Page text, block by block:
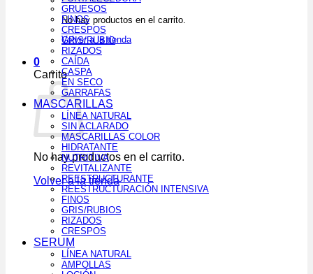
No hay productos en el carrito.
Volver a la tienda
0
Carrito
No hay productos en el carrito.
Volver a la tienda
GRUESOS
FINOS
CRESPOS
GRIS/RUBIO
RIZADOS
CAÍDA
CASPA
EN SECO
GARRAFAS
MASCARILLAS
LÍNEA NATURAL
SIN ACLARADO
MASCARILLAS COLOR
HIDRATANTE
NUTRITIVA
REVITALIZANTE
REESTRUCTURANTE
REESTRUCTURACIÓN INTENSIVA
FINOS
GRIS/RUBIOS
RIZADOS
CRESPOS
SERUM
LÍNEA NATURAL
AMPOLLAS